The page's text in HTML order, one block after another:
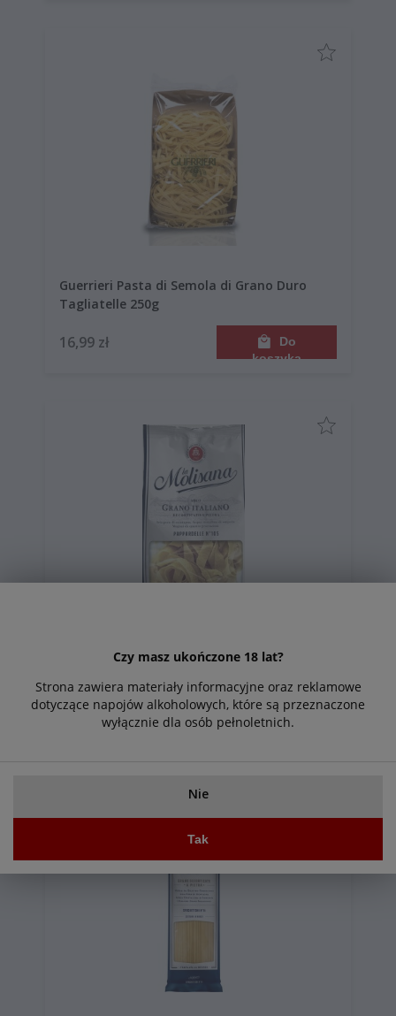
Czy masz ukończone 18 lat?
Strona zawiera materiały informacyjne oraz reklamowe
dotyczące napojów alkoholowych, które są przeznaczone
wyłącznie dla osób pełnoletnich.
Nie
Tak
Guerrieri Pasta di Semola di Grano Duro
Tagliatelle 250g
16,99 zł
Do
koszyka
Makaron La Molisana Pappardelle No 105
9,99 zł Powiadom o
dostępności